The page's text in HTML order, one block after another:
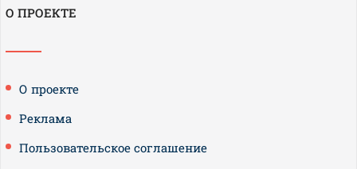
О ПРОЕКТЕ
О проекте
Реклама
Пользовательское соглашение